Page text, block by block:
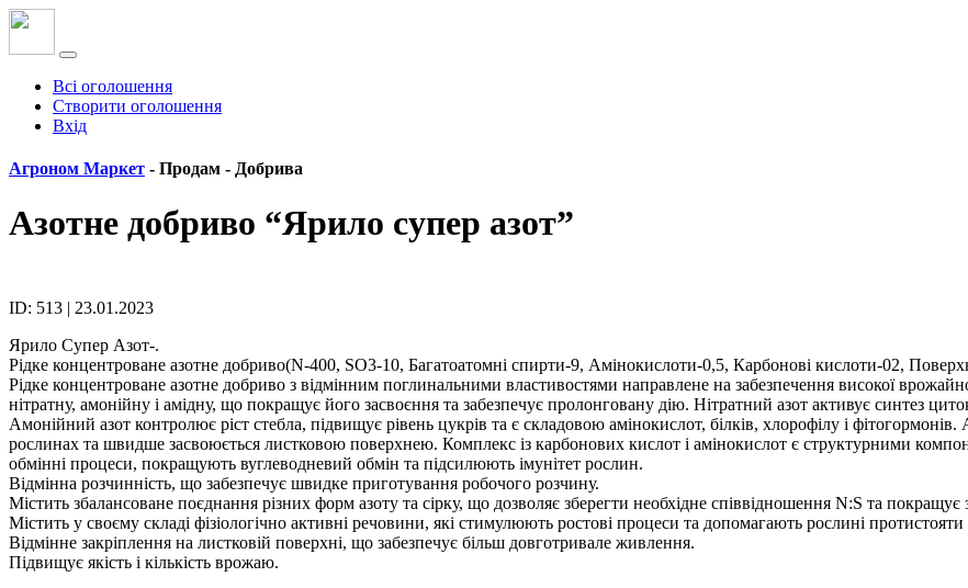
Всі оголошення
Створити оголошення
Вхід
Агроном Маркет - Продам - Добрива
Азотне добриво “Ярило супер азот”
ID: 513 | 23.01.2023
Ярило Супер Азот-.
Рідке концентроване азотне добриво(N-400, SО3-10, Багатоатомні спирти-9, Амінокислоти-0,5, Карбонові кислоти-02,
Рідке концентроване азотне добриво з відмінним поглинальними властивостями направлене на забезпечення високої
нітратну, амонійну і амідну, що покращує його засвоєння та забезпечує пролонговану дію. Нітратний азот активує синтез
Амонійний азот контролює ріст стебла, підвищує рівень цукрів та є складовою амінокислот, білків, хлорофілу і
рослинах та швидше засвоюється листковою поверхнею. Комплекс із карбонових кислот і амінокислот є структурними
обмінні процеси, покращують вуглеводневий обмін та підсилюють імунітет рослин.
Відмінна розчинність, що забезпечує швидке приготування робочого розчину.
Містить збалансоване поєднання різних форм азоту та сірку, що дозволяє зберегти необхідне співвідношення N:S та покращує
Містить у своєму складі фізіологічно активні речовини, які стимулюють ростові процеси та допомагають рослині
Відмінне закріплення на листковій поверхні, що забезпечує більш довготривале живлення.
Підвищує якість і кількість врожаю.